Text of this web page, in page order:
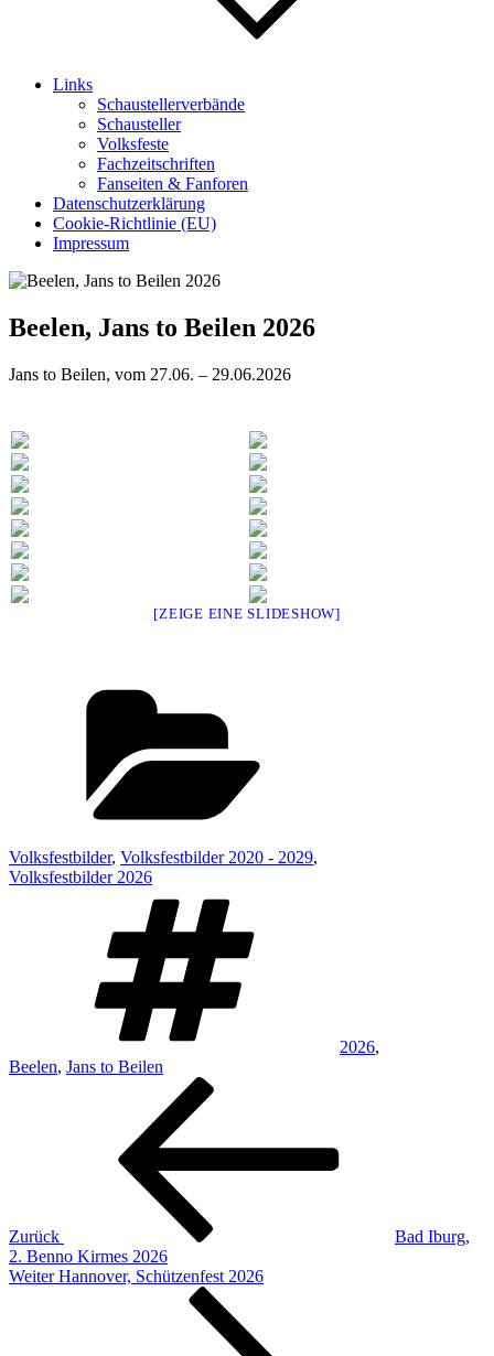
Links
Schaustellerverbände
Schausteller
Volksfeste
Fachzeitschriften
Fanseiten & Fanforen
Datenschutzerklärung
Cookie-Richtlinie (EU)
Impressum
Beelen, Jans to Beilen 2026
Jans to Beilen, vom 27.06. – 29.06.2026
[ZEIGE EINE SLIDESHOW]
Volksfestbilder, Volksfestbilder 2020 - 2029,
Volksfestbilder 2026
2026,
Beelen, Jans to Beilen
Beitragsnavigation
Zurück
Bad Iburg,
2. Benno Kirmes 2026
Nächster
Weiter Hannover, Schützenfest 2026